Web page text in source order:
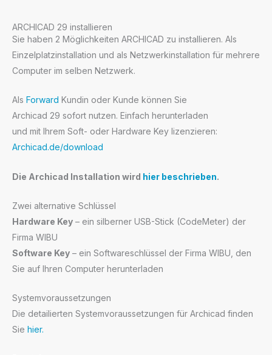
ARCHICAD 29 installieren
Sie haben 2 Möglichkeiten ARCHICAD zu installieren. Als
Einzelplatzinstallation und als Netzwerkinstallation für mehrere
Computer im selben Netzwerk.
Als Forward Kundin oder Kunde können Sie
Archicad 29 sofort nutzen. Einfach herunterladen
und mit Ihrem Soft- oder Hardware Key lizenzieren:
Archicad.de/download
Die Archicad Installation wird hier beschrieben.
Zwei alternative Schlüssel
Hardware Key – ein silberner USB-Stick (CodeMeter) der
Firma WIBU
Software Key – ein Softwareschlüssel der Firma WIBU, den
Sie auf Ihren Computer herunterladen
Systemvoraussetzungen
Die detailierten Systemvoraussetzungen für Archicad finden
Sie hier.